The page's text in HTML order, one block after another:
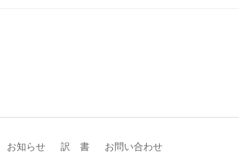
お知らせ 訳 書 お問い合わせ